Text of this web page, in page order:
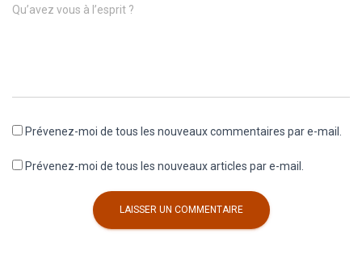
Qu’avez vous à l’esprit ?
Prévenez-moi de tous les nouveaux commentaires par e-mail.
Prévenez-moi de tous les nouveaux articles par e-mail.